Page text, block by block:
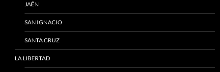
JAÉN
SAN IGNACIO
SANTA CRUZ
LA LIBERTAD